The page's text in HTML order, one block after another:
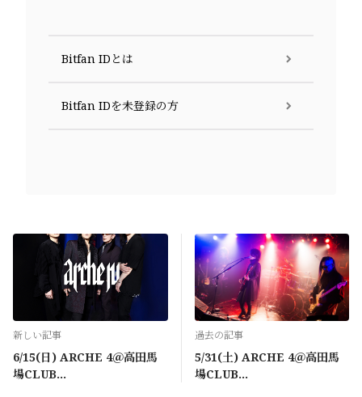
Bitfan IDとは
Bitfan IDを未登録の方
新しい記事
6/15(日) ARCHE 4＠高田馬
場CLUB
過去の記事
5/31(土) ARCHE 4＠高田馬
場CLUB